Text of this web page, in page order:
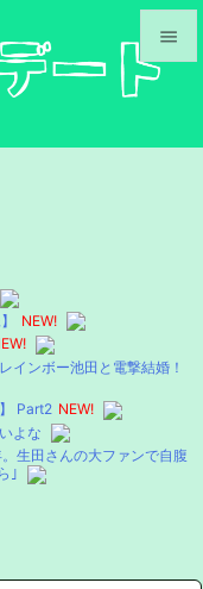



NEW!
インボー池田と電撃結婚！
Part2 NEW!
よな
生田さんの大ファンで自腹
｣